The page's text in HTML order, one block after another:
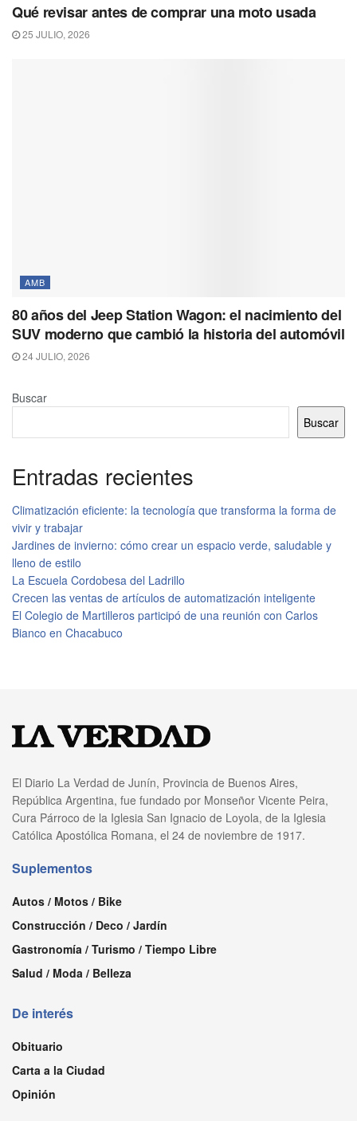
Qué revisar antes de comprar una moto usada
25 JULIO, 2026
AMB
80 años del Jeep Station Wagon: el nacimiento del
SUV moderno que cambió la historia del automóvil
24 JULIO, 2026
Buscar
Buscar
Entradas recientes
Climatización eficiente: la tecnología que transforma la forma de
vivir y trabajar
Jardines de invierno: cómo crear un espacio verde, saludable y
lleno de estilo
La Escuela Cordobesa del Ladrillo
Crecen las ventas de artículos de automatización inteligente
El Colegio de Martilleros participó de una reunión con Carlos
Bianco en Chacabuco
El Diario La Verdad de Junín, Provincia de Buenos Aires,
República Argentina, fue fundado por Monseñor Vicente Peira,
Cura Párroco de la Iglesia San Ignacio de Loyola, de la Iglesia
Católica Apostólica Romana, el 24 de noviembre de 1917.
Suplementos
Autos / Motos / Bike
Construcción / Deco / Jardín
Gastronomía / Turismo / Tiempo Libre
Salud / Moda / Belleza
De interés
Obituario
Carta a la Ciudad
Opinión